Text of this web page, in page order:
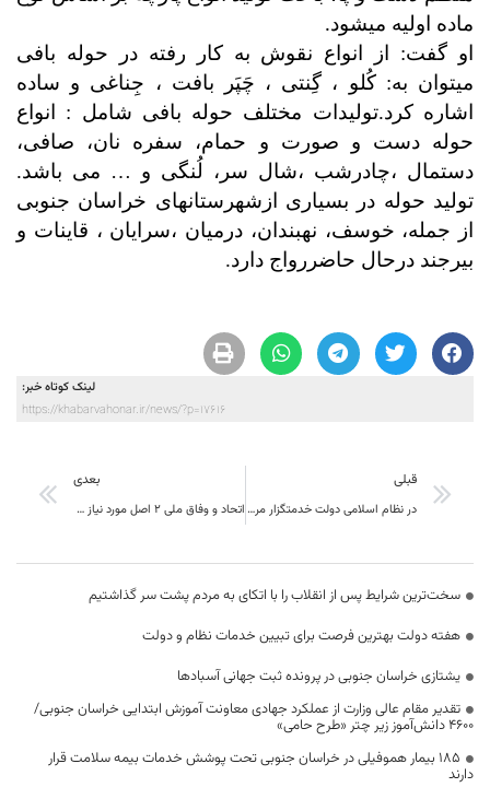
ماده اولیه میشود.
او گفت: از انواع نقوش به کار رفته در حوله بافی
میتوان به: کُلو ، گِنتی ، چَپَر بافت ، جِناغی و ساده
اشاره کرد.تولیدات مختلف حوله بافی شامل : انواع
حوله دست و صورت و حمام، سفره نان، صافی،
دستمال ،چادرشب ،شال سر، لُنگی و … می باشد.
تولید حوله در بسیاری ازشهرستانهای خراسان جنوبی
از جمله، خوسف، نهبندان، درمیان ،سرایان ، قاینات و
بیرجند درحال حاضررواج دارد.
لینک کوتاه خبر:
https://khabarvahonar.ir/news/?p=17616
قبلی
در نظام اسلامی دولت خدمتگزار مردم است
بعدی
اتحاد و وفاق ملی 2 اصل مورد نیاز برای تداوم انقلاب اسلامی است
سخت‌ترین شرایط پس از انقلاب را با اتکای به مردم پشت سر گذاشتیم
هفته دولت بهترین فرصت برای تبیین خدمات نظام و دولت
یشتازی خراسان جنوبی در پرونده ثبت جهانی آسبادها
تقدیر مقام عالی وزارت از عملکرد جهادی معاونت آموزش ابتدایی خراسان جنوبی/
۴۶۰۰ دانش‌آموز زیر چتر «طرح حامی»
۱۸۵ بیمار هموفیلی در خراسان جنوبی تحت پوشش خدمات بیمه سلامت قرار
دارند